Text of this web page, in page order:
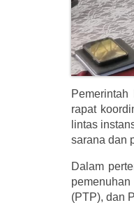
rapat
lintas
sarana dan
Dalam
(PTP), dan